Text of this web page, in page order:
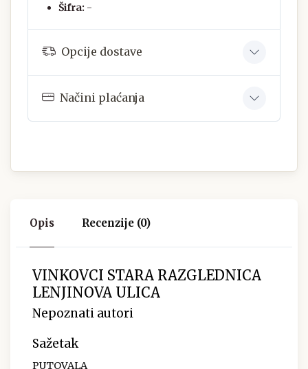
Šifra: -
Opcije dostave
Načini plaćanja
Opis Recenzije (0)
VINKOVCI STARA RAZGLEDNICA
LENJINOVA ULICA
Nepoznati autori
Sažetak
PUTOVALA